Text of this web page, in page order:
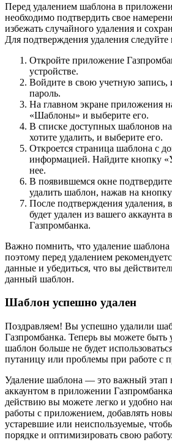
Перед удалением шаблона в
необходимо подтвердить свое
избежать случайного удаления и
Для подтверждения удаления
Откройте приложение
устройстве.
Войдите в свою учетную запись,
пароль.
На главном экране приложения
«Шаблоны» и выберите его.
В списке доступных шаблонов
хотите удалить, и выберите его.
Откроется страница шаблона с
информацией. Найдите кнопку
нее.
В появившемся окне
удалить шаблон, нажав на
После подтверждения
будет удален из вашего
Газпромбанка.
Важно помнить, что удаление шаблона
поэтому перед удалением
данные и убедиться, что вы
данный шаблон.
Шаблон успешно удален
Поздравляем! Вы успешно удалили
Газпромбанка. Теперь вы можете быть
шаблон больше не будет
путаницу или проблемы при работе с
Удаление шаблона — это важный этап
аккаунтом в приложении
действию вы можете легко и удобно
работы с приложением, добавлять
устаревшие или неиспользуемые,
порядке и оптимизировать свою работу.